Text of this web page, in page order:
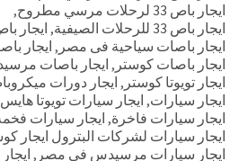
ايجار باص 33 لرحلات مرسي مطروح
,
ايجار باص 33 للرحلات الصيفية
, ايجار
ايجار باصات سياحية فى مصر , ايجار باصات
ايجار باصات كوستر , ايجار باصات مرسيدس 50
ايجار تويوتا كوستر , ايجار دورات
ايجار سيارات, ايجار سيارات تويوتا هايس 14 راكب
ايجار سيارات فاخرة, ايجار سيارات
ايجار سيارات لشركات البترول ايجار
ايجار سيارات مرسيدس في مصر ,